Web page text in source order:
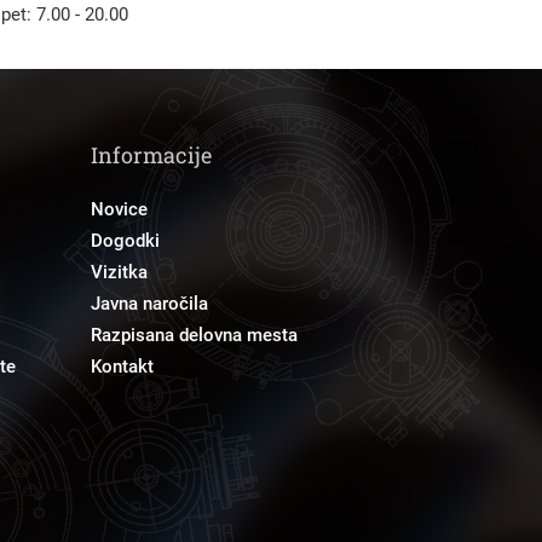
7.00 - 20.00
Informacije
Novice
Dogodki
Vizitka
Javna naročila
Razpisana delovna mesta
Kontakt